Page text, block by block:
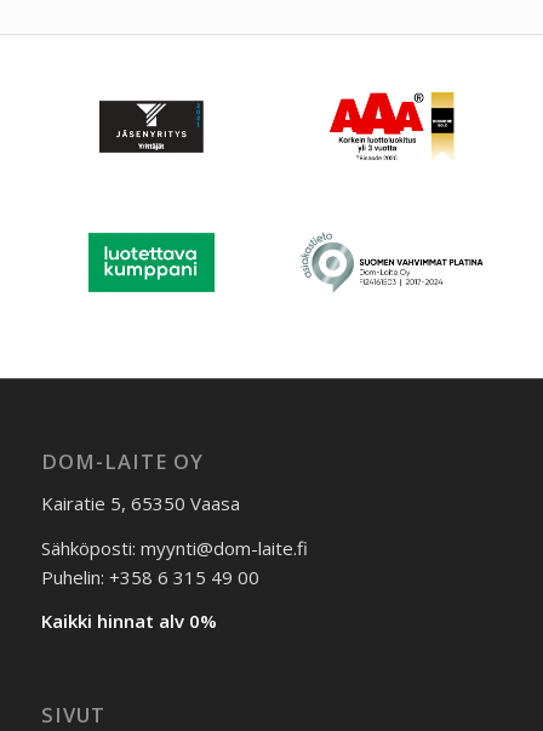
DOM-LAITE OY
Kairatie 5, 65350 Vaasa
Sähköposti: myynti@dom-laite.fi
Puhelin: +358 6 315 49 00
Kaikki hinnat alv 0%
SIVUT